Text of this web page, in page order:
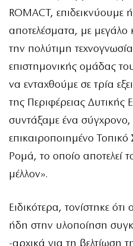
ROMACT, επιδεικνύουμε
αποτελέσματα, με
την πολύτιμη
επιστημονικής ομάδας
να ενταχθούμε σε τρία
της Περιφέρειας
συντάξαμε ένα
επικαιροποιημένο
Ρομά, το οποίο αποτελεί
μέλλον».
Ειδικότερα, τονίστηκε
ήδη στην υλοποίηση